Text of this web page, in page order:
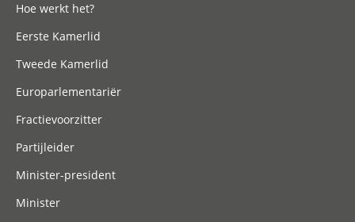
Hoe werkt het?
Eerste Kamerlid
Tweede Kamerlid
Europarlementariër
Fractievoorzitter
Partijleider
Minister-president
Minister